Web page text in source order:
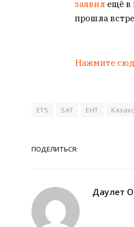
заявил ещё в
прошла
Нажмите
ETS SAT ЕНТ
ПОДЕЛИТЬСЯ:
Даулет